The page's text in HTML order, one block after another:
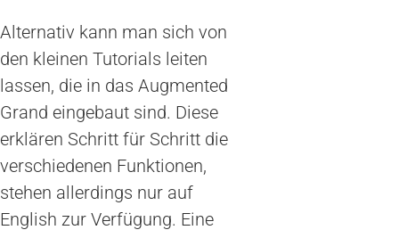
Alternativ kann man sich von
den kleinen Tutorials leiten
lassen, die in das Augmented
Grand eingebaut sind. Diese
erklären Schritt für Schritt die
verschiedenen Funktionen,
stehen allerdings nur auf
English zur Verfügung. Eine